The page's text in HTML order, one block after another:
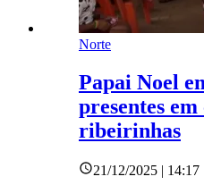
Norte
Papai Noel
presentes
ribeirinhas
21/12/2025 | 14:17